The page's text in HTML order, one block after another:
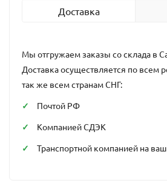
Доставка
Мы отгружаем заказы со склада в
Доставка осуществляется по всем
так же всем странам СНГ:
Почтой РФ
Компанией СДЭК
Транспортной компанией на